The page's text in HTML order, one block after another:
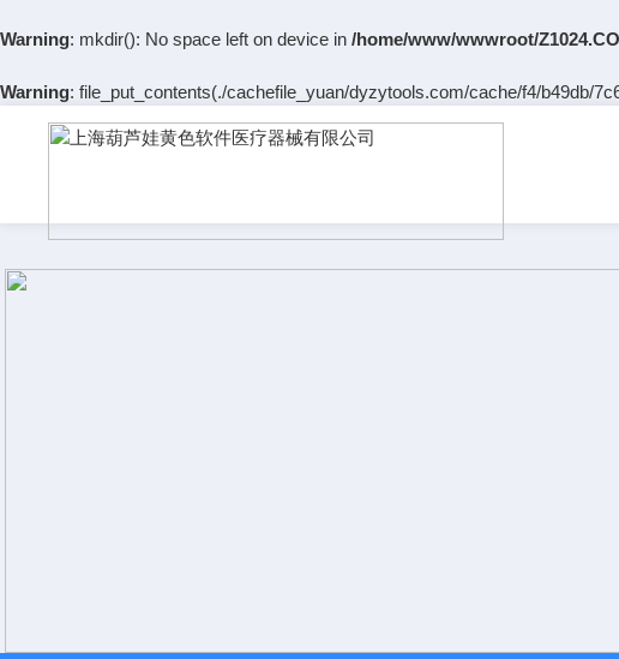
Warning: mkdir(): No space left on device in /home/www/wwwroot/
Warning: file_put_contents(./cachefile_yuan/dyzytools.com/cache/f4/b49db/